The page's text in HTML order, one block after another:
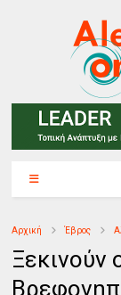
Αρχική Έβρος
Ξεκινούν